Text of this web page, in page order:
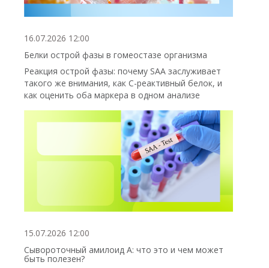
16.07.2026 12:00
Белки острой фазы в гомеостазе организма
Реакция острой фазы: почему SAA заслуживает
такого же внимания, как С-реактивный белок, и
как оценить оба маркера в одном анализе
15.07.2026 12:00
Сывороточный амилоид А: что это и чем может
быть полезен?